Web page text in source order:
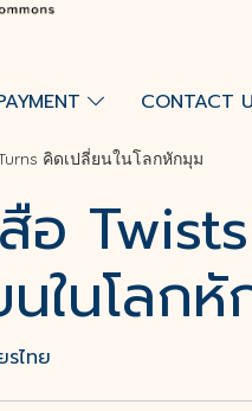
CONTACT
คิดเปลี่ยนในโลกหักมุม
อ
นในโลก
รไทย